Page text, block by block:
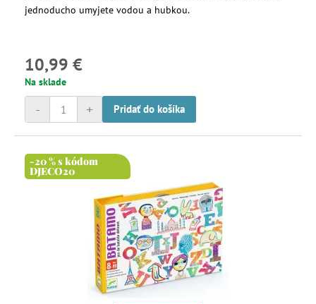
jednoducho umyjete vodou a hubkou.
10,99 €
Na sklade
+
- Pridať do košíka
-20 % s kódom
DJECO20